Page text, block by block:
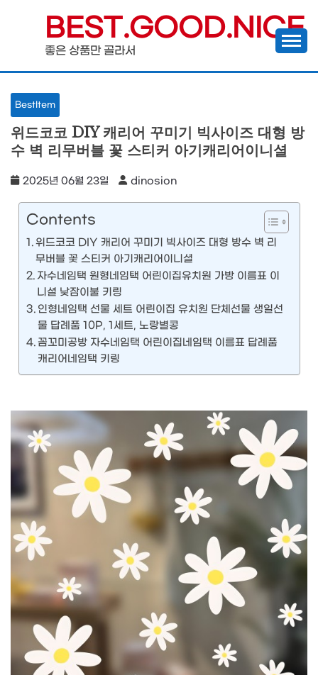
content
BEST.GOOD.NICE
좋은 상품만 골라서
BestItem
위드코코 DIY 캐리어 꾸미기 빅사이즈 대형 방
수 벽 리무버블 꽃 스티커 아기캐리어이니셜
2025년 06월 23일 dinosion
Contents
위드코코 DIY 캐리어 꾸미기 빅사이즈 대형 방수 벽 리
무버블 꽃 스티커 아기캐리어이니셜
자수네임택 원형네임택 어린이집유치원 가방 이름표 이
니셜 낮잠이불 키링
인형네임택 선물 세트 어린이집 유치원 단체선물 생일선
물 답례품 10P, 1세트, 노랑별콩
꼼꼬미공방 자수네임택 어린이집네임택 이름표 답례품
캐리어네임택 키링